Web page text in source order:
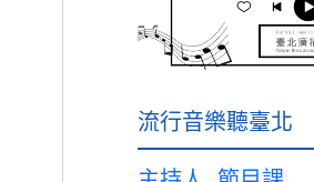
流行音樂聽臺北